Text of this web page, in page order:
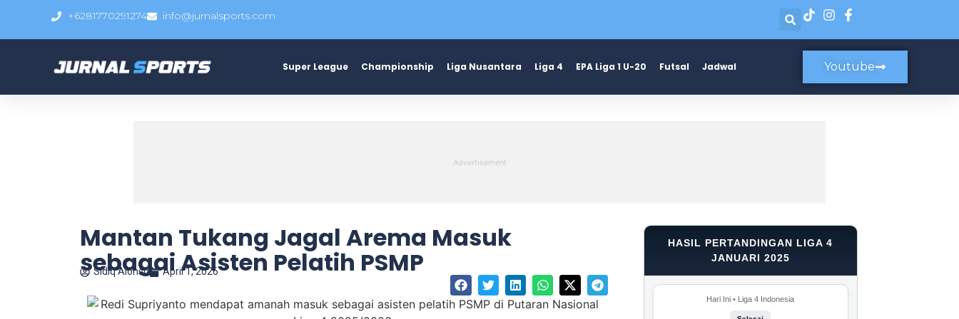
+6281770291274 info@jurnalsports.com
Super League Championship Liga Nusantara Liga 4 EPA Liga 1 U-20 Futsal Jadwal Youtube
HASIL PERTANDINGAN LIGA 4
JANUARI 2025
Hari Ini • Liga 4 Indonesia
Mantan Tukang Jagal Arema Masuk
sebagai Asisten Pelatih PSMP
Sidiq Alonso April 1, 2026